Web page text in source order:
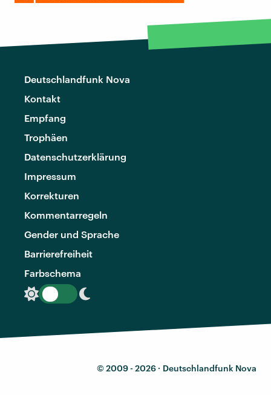
Deutschlandfunk Nova
Kontakt
Empfang
Trophäen
Datenschutzerklärung
Impressum
Korrekturen
Kommentarregeln
Gender und Sprache
Barrierefreiheit
Farbschema
© 2009 - 2026 · Deutschlandfunk Nova